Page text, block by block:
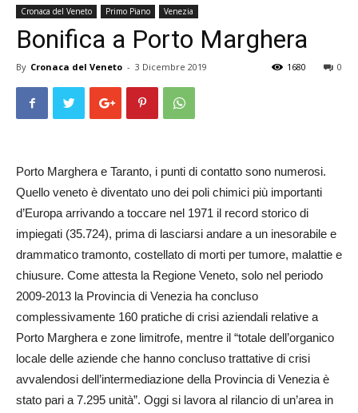
Veneto
Cronaca del Veneto Primo Piano Venezia
Bonifica a Porto Marghera
By Cronaca del Veneto - 3 Dicembre 2019 0
1680
Porto Marghera e Taranto, i punti di contatto sono numerosi.
Quello veneto è diventato uno dei poli chimici più importanti
d’Europa arrivando a toccare nel 1971 il record storico di
impiegati (35.724), prima di lasciarsi andare a un inesorabile e
drammatico tramonto, costellato di morti per tumore, malattie e
chiusure. Come attesta la Regione Veneto, solo nel periodo
2009-2013 la Provincia di Venezia ha concluso
complessivamente 160 pratiche di crisi aziendali relative a
Porto Marghera e zone limitrofe, mentre il “totale dell’organico
locale delle aziende che hanno concluso trattative di crisi
avvalendosi dell’intermediazione della Provincia di Venezia è
stato pari a 7.295 unità”. Oggi si lavora al rilancio di un’area in